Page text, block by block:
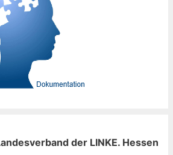
der LINKE. Hessen